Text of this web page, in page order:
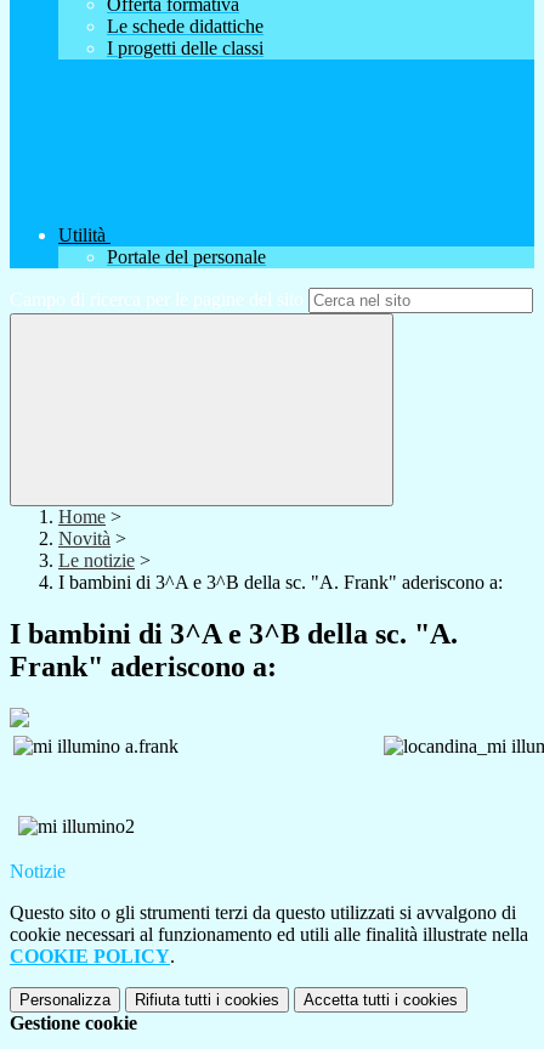
Offerta formativa
Le schede didattiche
I progetti delle classi
Utilità
Portale del personale
Campo di ricerca per le pagine del sito
Home >
Novità >
Le notizie >
I bambini di 3^A e 3^B della sc. "A. Frank" aderiscono a:
I bambini di 3^A e 3^B della sc. "A.
Frank" aderiscono a:
Notizie
Questo sito o gli strumenti terzi da questo utilizzati si avvalgono di
cookie necessari al funzionamento ed utili alle finalità illustrate nella
COOKIE POLICY.
Personalizza Rifiuta tutti i cookies Accetta tutti i cookies
Gestione cookie